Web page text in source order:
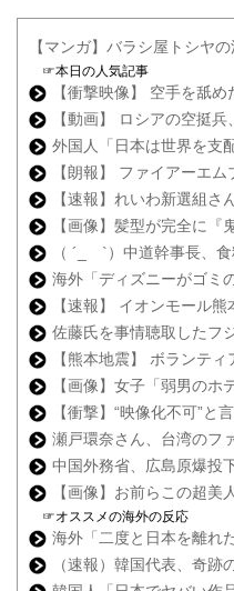
【マンガ】バラシ屋トシヤ
☞本日の人気記事
【衝撃映像】 空手を舐
【動画】 ロシアの空挺
外国人「日本は世界を支
【朗報】 ファイアーエ
【速報】れいわ新選組さ
【画像】髪型が完全に『
（ ´_ゝ`）中道幹事長、
海外「ディズニーがゴミ
【速報】 イオンモール
佐藤氏を事情聴取したフ
【熊本地震】 ボランテ
【画像】女子「弱男のホ
【衝撃】“映像化不可”と
瀬戸環奈さん、台湾のフ
中国外務省、広島原爆投
【画像】お前らこの超美
☞オススメの海外の反応
海外「二度と日本を離れ
（速報）韓国代表、奇跡